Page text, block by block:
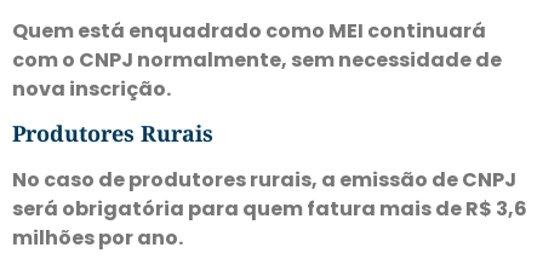
Quem está enquadrado como MEI continuará
com o CNPJ normalmente, sem necessidade de
nova inscrição.
Produtores Rurais
No caso de produtores rurais, a emissão de CNPJ
será obrigatória para quem fatura mais de R$ 3,6
milhões por ano.